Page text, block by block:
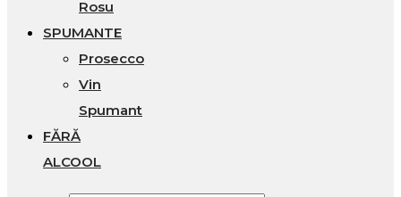
Rosu
SPUMANTE
Prosecco
Vin
Spumant
FĂRĂ
ALCOOL